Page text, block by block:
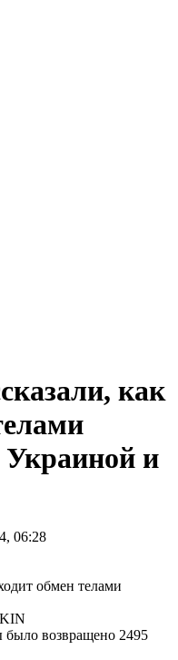
как
и
06:28
возвращено 2495